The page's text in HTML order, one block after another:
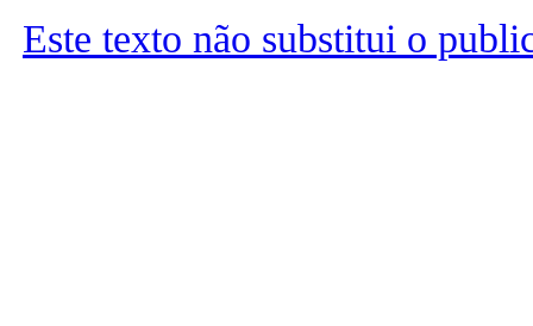
Este texto não substitui o